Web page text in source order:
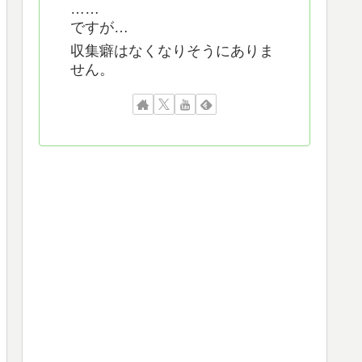
……
ですが…
収集癖はなくなりそうにありま
せん。